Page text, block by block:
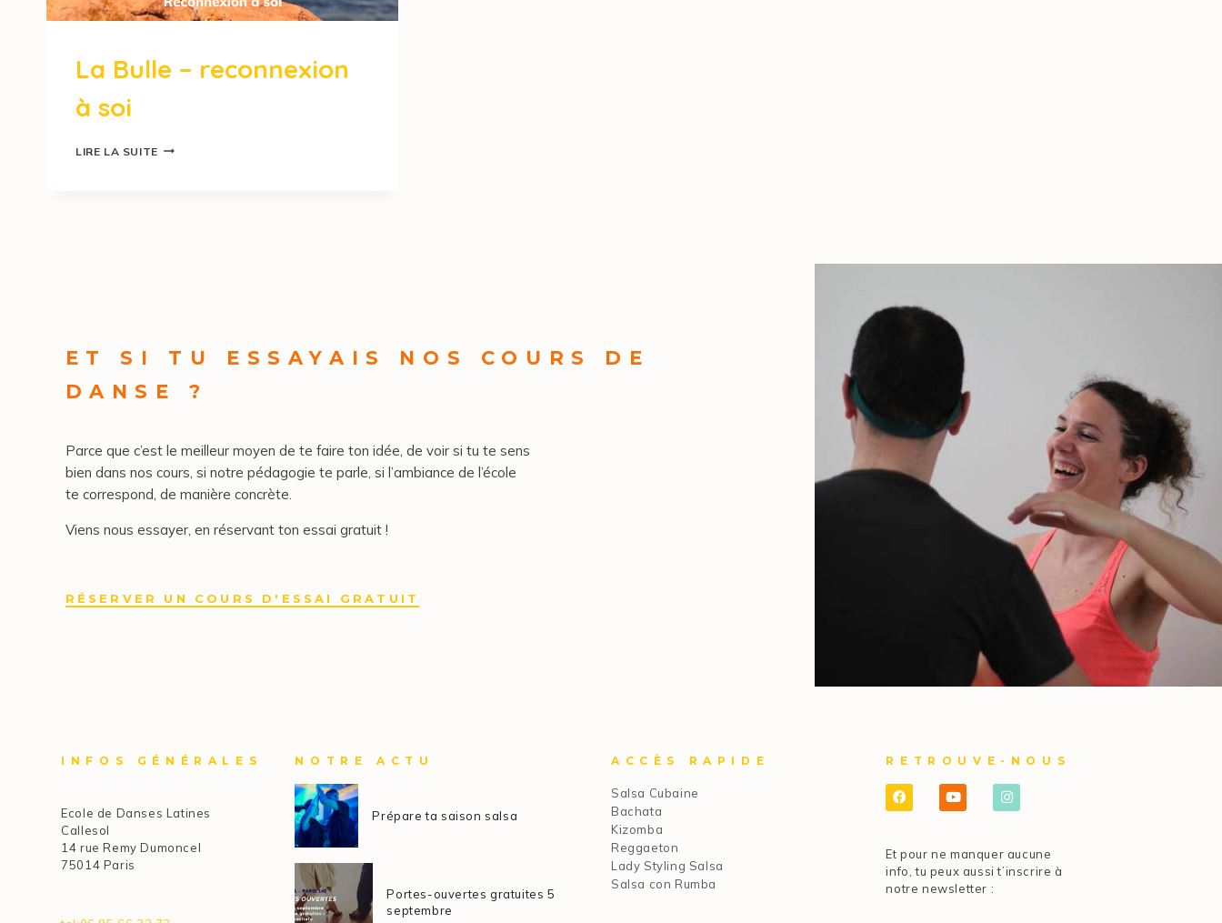
La Bulle – reconnexion
à soi
LIRE LA SUITE
ET SI TU ESSAYAIS NOS COURS DE
DANSE ?
Parce que c’est le meilleur moyen de te faire ton idée, de voir si tu te sens
bien dans nos cours, si notre pédagogie te parle, si l’ambiance de l’école
te correspond, de manière concrète.
Viens nous essayer, en réservant ton essai gratuit !
RÉSERVER UN COURS D'ESSAI GRATUIT
INFOS GÉNÉRALES
Ecole de Danses Latines
Callesol
14 rue Remy Dumoncel
75014 Paris
NOTRE ACTU
Prépare ta saison salsa
Portes-ouvertes gratuites 5
septembre
ACCÈS RAPIDE
Salsa Cubaine
Bachata
Kizomba
Reggaeton
Lady Styling Salsa
Salsa con Rumba
RETROUVE-NOUS
Et pour ne manquer aucune
info, tu peux aussi t’inscrire à
notre newsletter :